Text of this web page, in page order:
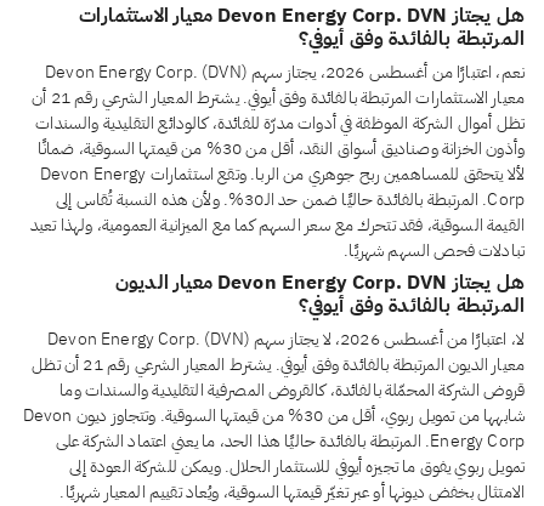
هل يجتاز Devon Energy Corp. DVN معيار الاستثمارات
المرتبطة بالفائدة وفق أيوفي؟
نعم، اعتبارًا من أغسطس 2026، يجتاز سهم Devon Energy Corp. (DVN)
معيار الاستثمارات المرتبطة بالفائدة وفق أيوفي. يشترط المعيار الشرعي رقم 21 أن
تظل أموال الشركة الموظفة في أدوات مدرّة للفائدة، كالودائع التقليدية والسندات
وأذون الخزانة وصناديق أسواق النقد، أقل من 30% من قيمتها السوقية، ضمانًا
لألا يتحقق للمساهمين ربح جوهري من الربا. وتقع استثمارات Devon Energy
Corp. المرتبطة بالفائدة حاليًا ضمن حد الـ30%. ولأن هذه النسبة تُقاس إلى
القيمة السوقية، فقد تتحرك مع سعر السهم كما مع الميزانية العمومية، ولهذا تعيد
تبادلات فحص السهم شهريًا.
هل يجتاز Devon Energy Corp. DVN معيار الديون
المرتبطة بالفائدة وفق أيوفي؟
لا، اعتبارًا من أغسطس 2026، لا يجتاز سهم Devon Energy Corp. (DVN)
معيار الديون المرتبطة بالفائدة وفق أيوفي. يشترط المعيار الشرعي رقم 21 أن تظل
قروض الشركة المحمّلة بالفائدة، كالقروض المصرفية التقليدية والسندات وما
شابهها من تمويل ربوي، أقل من 30% من قيمتها السوقية. وتتجاوز ديون Devon
Energy Corp. المرتبطة بالفائدة حاليًا هذا الحد، ما يعني اعتماد الشركة على
تمويل ربوي يفوق ما تجيزه أيوفي للاستثمار الحلال. ويمكن للشركة العودة إلى
الامتثال بخفض ديونها أو عبر تغيّر قيمتها السوقية، ويُعاد تقييم المعيار شهريًا.